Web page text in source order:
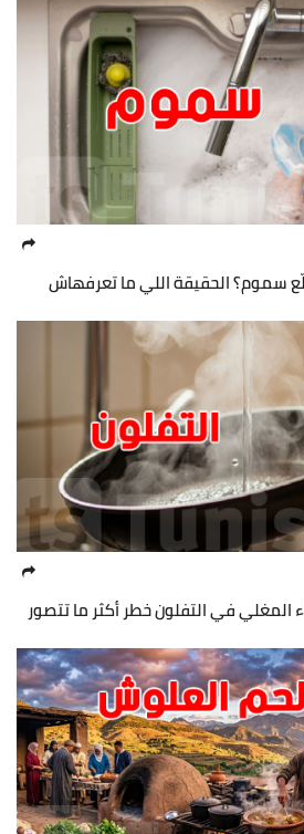
سموم؟ الحقيقة اللي ما تعرفهاش
في التفلون خطر أكثر ما تتصور